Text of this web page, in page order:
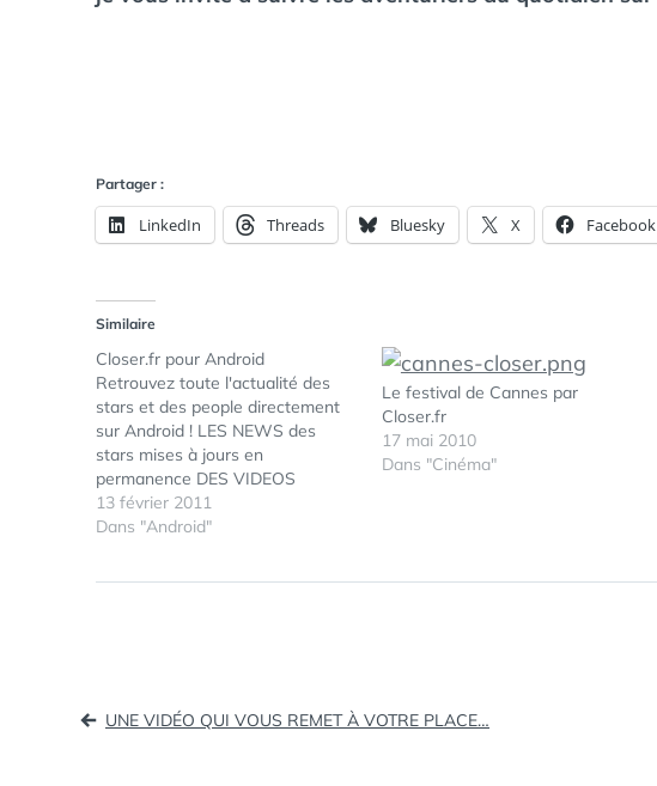
Partager :
LinkedIn Threads Bluesky X Facebook
Similaire
Closer.fr pour Android
Retrouvez toute l'actualité des
stars et des people directement
sur Android ! LES NEWS des
stars mises à jours en
permanence DES VIDEOS
inédites et le journal people LES
GALERIES PHOTOS : les people
13 février 2011
Dans "Android"
Le festival de Cannes par
Closer.fr
17 mai 2010
Dans "Cinéma"
Navigation
UNE VIDÉO QUI VOUS REMET À VOTRE PLACE…